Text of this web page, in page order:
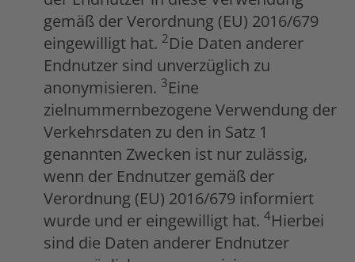
gemäß der Verordnung (EU) 2016/679
eingewilligt hat. 2Die Daten anderer
Endnutzer sind unverzüglich zu
anonymisieren. 3Eine
zielnummernbezogene Verwendung der
Verkehrsdaten zu den in Satz 1
genannten Zwecken ist nur zulässig,
wenn der Endnutzer gemäß der
Verordnung (EU) 2016/679 informiert
wurde und er eingewilligt hat. 4Hierbei
sind die Daten anderer Endnutzer